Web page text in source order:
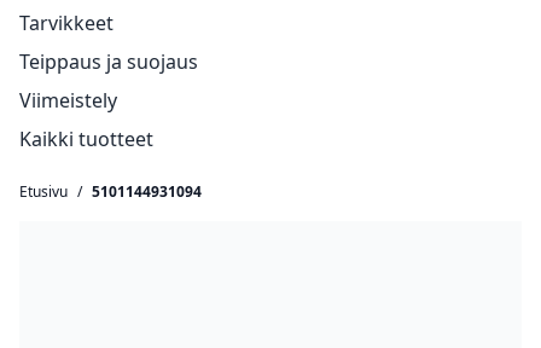
Tarvikkeet
Teippaus ja suojaus
Viimeistely
Kaikki tuotteet
Etusivu / 5101144931094